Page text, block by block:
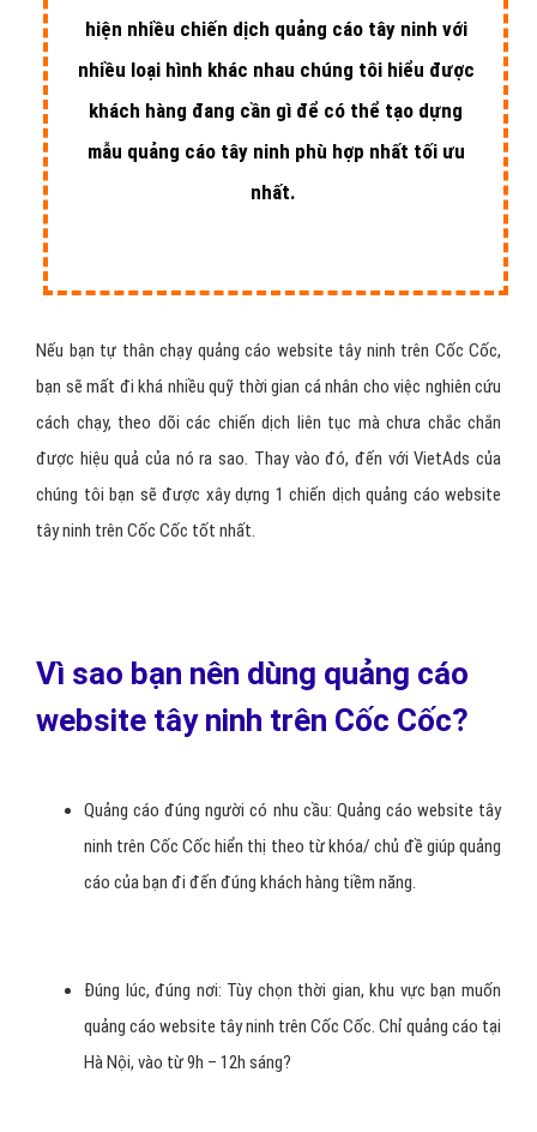
Công ty VietAds là đơn vị chuyên chạy quảng
cáo Cốc Cốc cho website tây ninh, đã thực
mẫu quảng cáo tây ninh phù hợp nhất tối ưu
nhất.
được hiệu quả của nó ra sao. Thay vào đó, đến với VietAds của
chúng tôi bạn sẽ được xây dựng 1 chiến dịch quảng cáo website
tây ninh trên Cốc Cốc tốt nhất.
Vì sao bạn nên dùng quảng cáo
Quảng cáo đúng người có nhu cầu: Quảng cáo website tây
ninh trên Cốc Cốc hiển thị theo từ khóa/ chủ đề giúp quảng